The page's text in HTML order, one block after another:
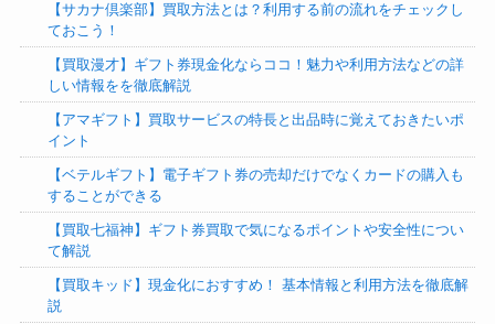
【サカナ倶楽部】買取方法とは？利用する前の流れをチェックし
ておこう！
【買取漫才】ギフト券現金化ならココ！魅力や利用方法などの詳
しい情報をを徹底解説
【アマギフト】買取サービスの特長と出品時に覚えておきたいポ
イント
【ベテルギフト】電子ギフト券の売却だけでなくカードの購入も
することができる
【買取七福神】ギフト券買取で気になるポイントや安全性につい
て解説
【買取キッド】現金化におすすめ！ 基本情報と利用方法を徹底解
説